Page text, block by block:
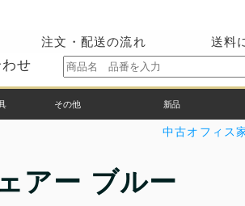
注文・配送の流れ 送料
せ
その他 新品
中古オフィス
アー ブルー